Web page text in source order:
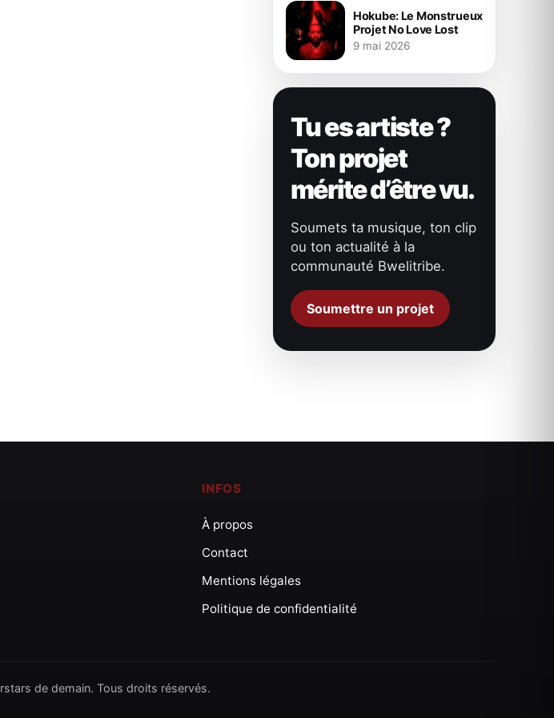
Hokube: Le Monstrueux
Projet No Love Lost
9 mai 2026
Tu es artiste ?
Ton projet
mérite d’être vu.
Soumets ta musique, ton clip
ou ton actualité à la
communauté Bwelitribe.
Soumettre un projet
INFOS
À propos
Contact
Mentions légales
Politique de confidentialité
de demain. Tous droits réservés.